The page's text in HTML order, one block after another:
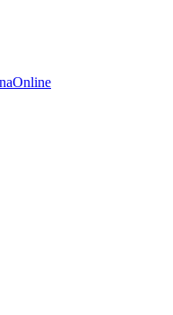
Online